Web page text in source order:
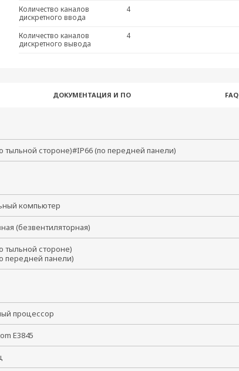
Количество каналов
дискретного ввода
4
Количество каналов
дискретного вывода
4
ДОКУМЕНТАЦИЯ И ПО FAQ
тыльной стороне)#IP66 (по передней панели)
компьютер
(безвентиляторная)
тыльной стороне)
передней панели)
процессор
E3845